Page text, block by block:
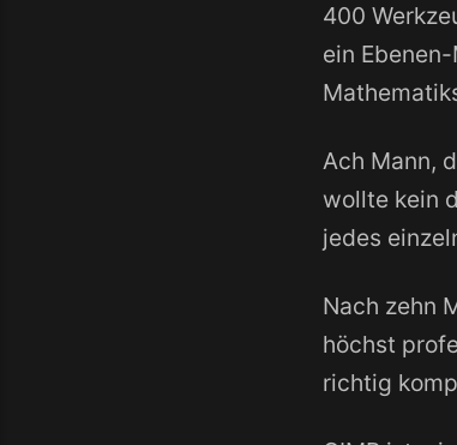
400
ein
Ach Mann,
wollte kein
jedes
Nach zehn
höchst
richtig